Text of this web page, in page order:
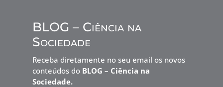
BLOG – Ciência na
Sociedade
Receba diretamente no seu email os novos
conteúdos do BLOG – Ciência na
Sociedade.